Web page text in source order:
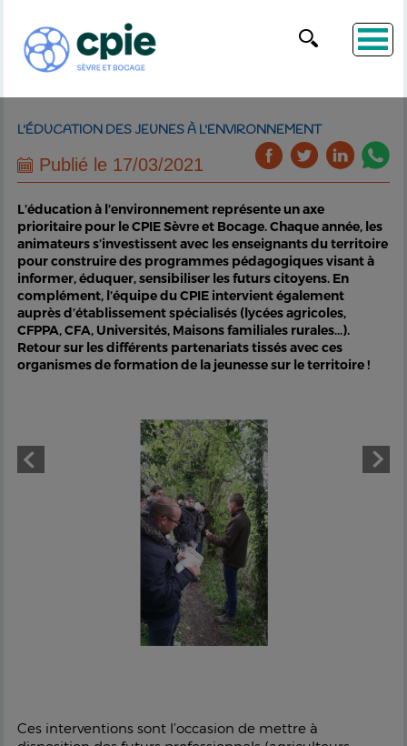
L'ÉDUCATION DES JEUNES À L'ENVIRONNEMENT
Publié le 17/03/2021
L’éducation à l’environnement représente un axe
prioritaire pour le CPIE Sèvre et Bocage. Chaque année, les
animateurs s’investissent avec les enseignants du territoire
pour construire des programmes pédagogiques visant à
informer, éduquer, sensibiliser les futurs citoyens. En
complément, l’équipe du CPIE intervient également
auprès d’établissement spécialisés (lycées agricoles,
CFPPA, CFA, Universités, Maisons familiales rurales…).
Retour sur les différents partenariats tissés avec ces
organismes de formation de la jeunesse sur le territoire !
Ces interventions sont l’occasion de mettre à